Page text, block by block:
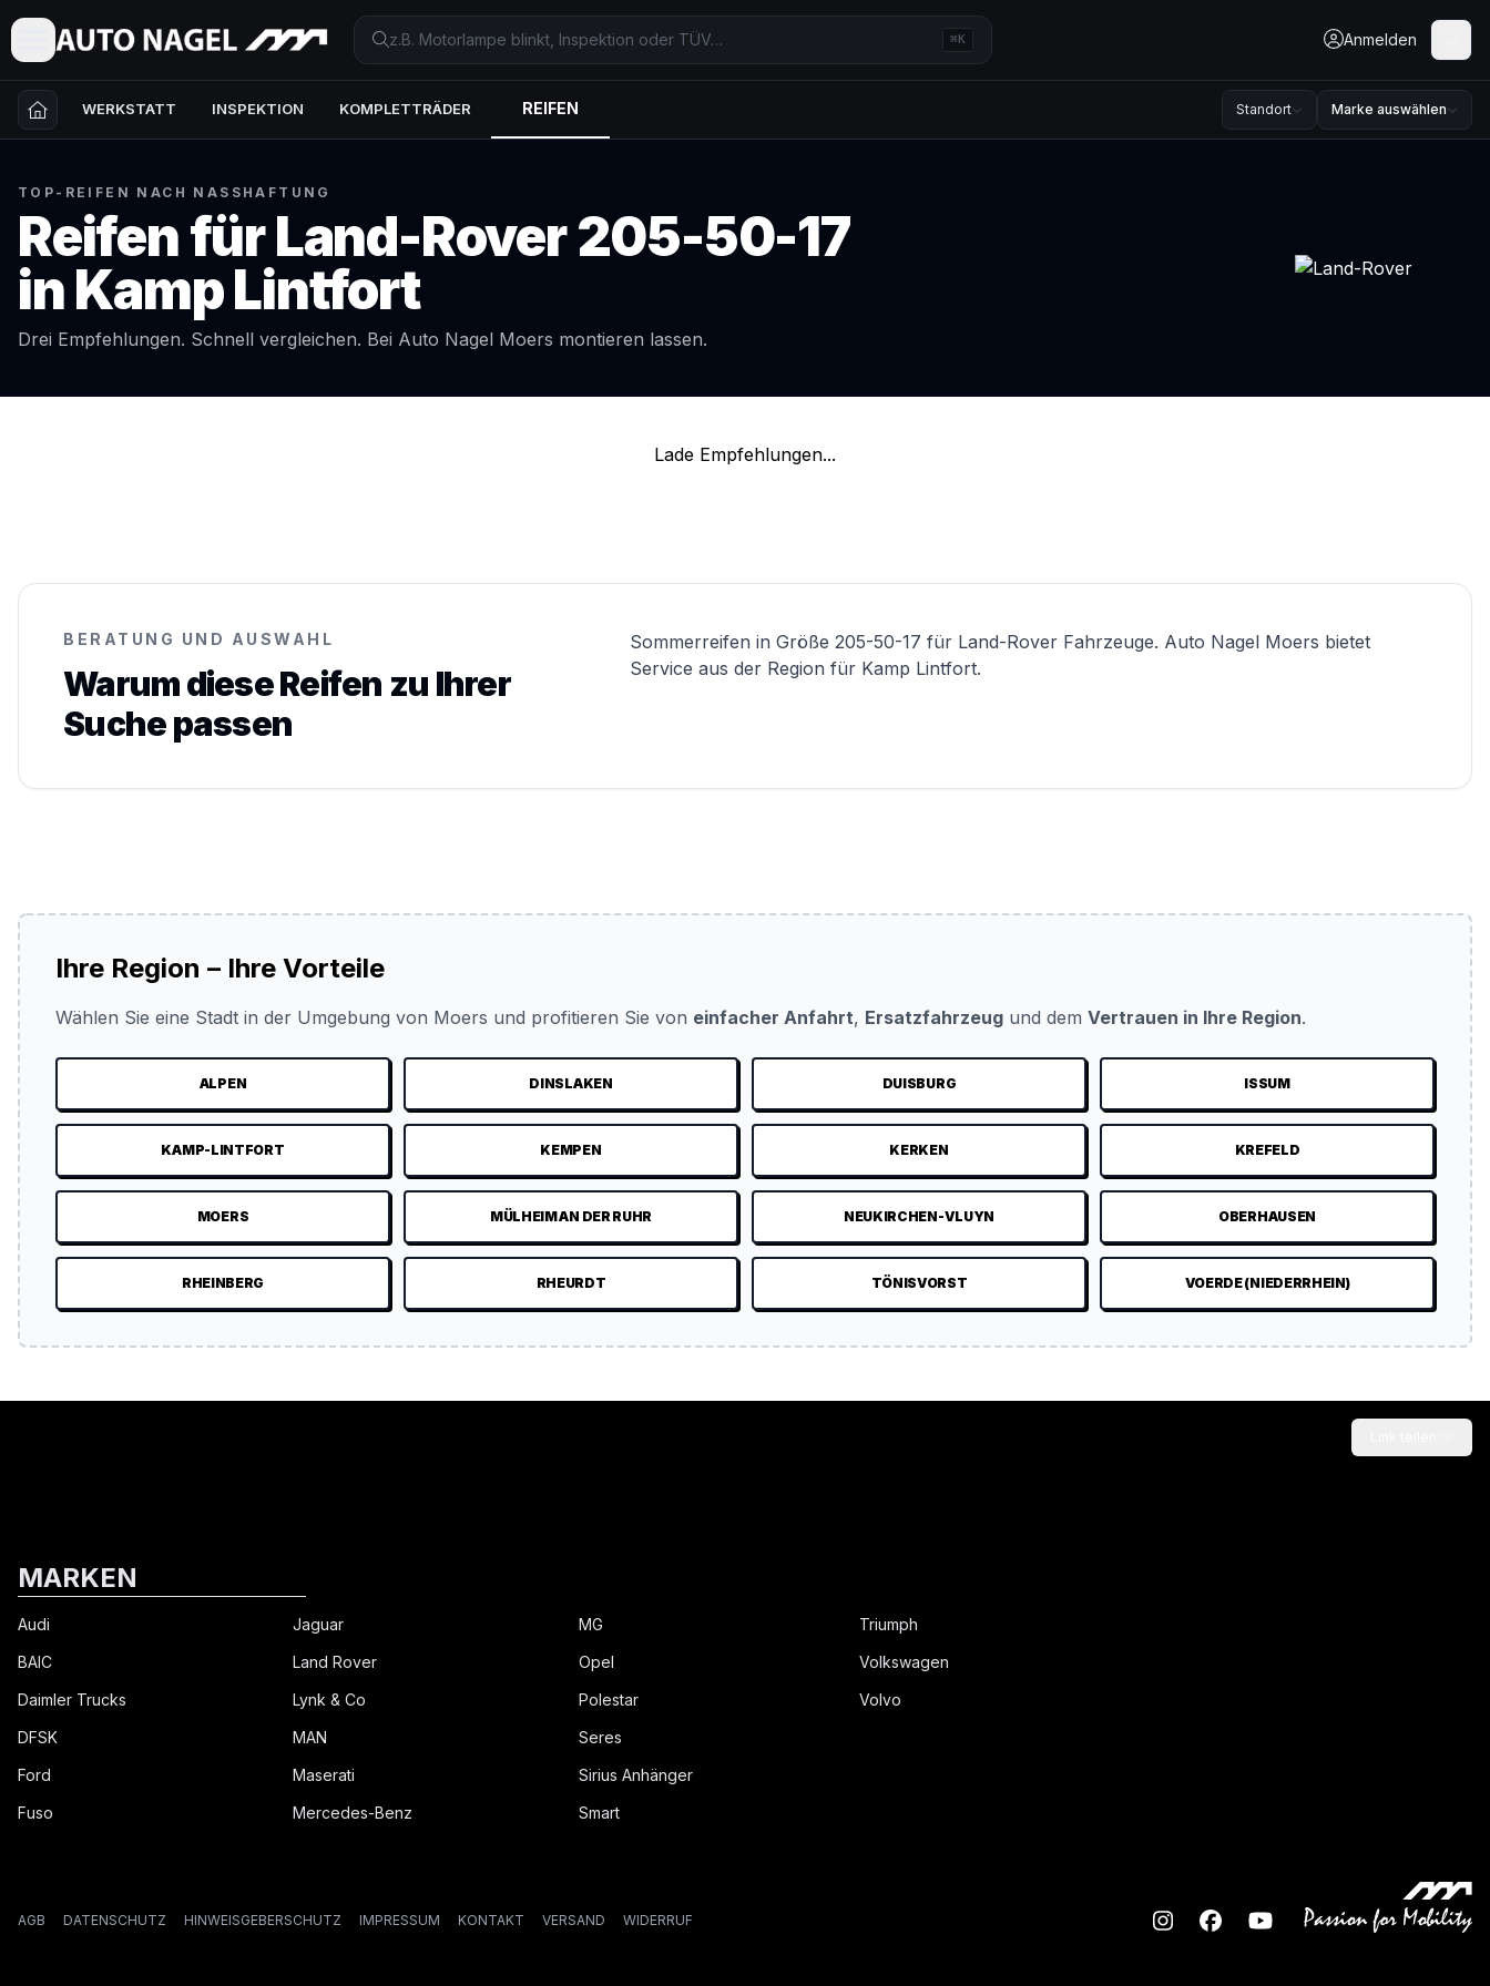
⌘K Anmelden
WERKSTATT INSPEKTION KOMPLETTRÄDER REIFEN Standort Marke auswählen
TOP-REIFEN NACH NASSHAFTUNG
Reifen fürLand-Rover205-50-17
inKamp Lintfort
Drei Empfehlungen. Schnell vergleichen. Bei Auto Nagel Moers montieren lassen.
Lade Empfehlungen...
BERATUNG UND AUSWAHL
Warum diese Reifen zu Ihrer
Suche passen
Sommerreifen in Größe 205-50-17 für Land-Rover Fahrzeuge. Auto Nagel Moers bietet
Service aus der Region für Kamp Lintfort.
Ihre Region – Ihre Vorteile
Wählen Sie eine Stadt in der Umgebung von Moers und profitieren Sie von einfacher Anfahrt, Ersatzfahrzeug und dem Vertrauen in Ihre Region.
ALPEN DINSLAKEN DUISBURG ISSUM
KAMP-LINTFORT KEMPEN KERKEN KREFELD
MOERS MÜLHEIM AN DER RUHR NEUKIRCHEN-VLUYN OBERHAUSEN
RHEINBERG RHEURDT TÖNISVORST VOERDE (NIEDERRHEIN)
MARKEN
Audi
BAIC
Daimler Trucks
DFSK
Ford
Fuso
Jaguar
Land Rover
Lynk & Co
MAN
Maserati
Mercedes-Benz
MG
Opel
Polestar
Seres
Sirius Anhänger
Smart
Triumph
Volkswagen
Volvo
AGB DATENSCHUTZ HINWEISGEBERSCHUTZ IMPRESSUM KONTAKT VERSAND WIDERRUF